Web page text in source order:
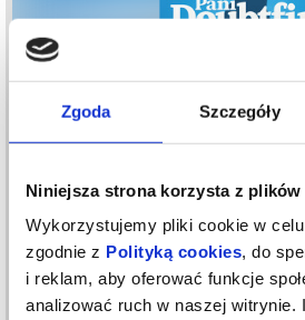
Zgoda Szczegóły
Niniejsza strona korzysta z plików
Wykorzystujemy pliki cookie w celu
zgodnie z Polityką cookies, do
i reklam, aby oferować funkcje
analizować ruch w naszej witrynie.
PANI DOUBTFIRE
18.09.2026 , g. 19:00
Poznań
Teatr Muzyczny w Poznaniu